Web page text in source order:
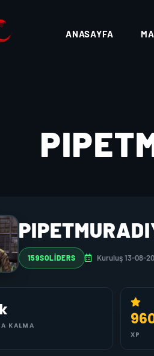
ANASAYFA
159SOLIDERS Kuruluş 13-08-
KALMA
XP